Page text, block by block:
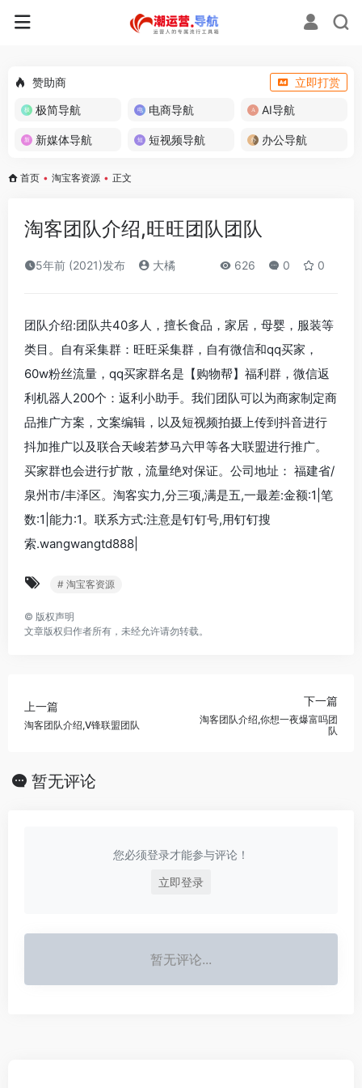
赞助商
立即打赏
极简导航
电商导航 AI导航
新媒体导航 短视频导航 办公导航
首页 • 淘宝客资源 • 正文
淘客团队介绍,旺旺团队团队
5年前 (2021)发布 大橘 626 0 0
团队介绍:团队共40多人，擅长食品，家居，母婴，服装等
类目。自有采集群：旺旺采集群，自有微信和qq买家，
60w粉丝流量，qq买家群名是【购物帮】福利群，微信返
利机器人200个：返利小助手。我们团队可以为商家制定商
品推广方案，文案编辑，以及短视频拍摄上传到抖音进行
抖加推广以及联合天峻若梦马六甲等各大联盟进行推广。
买家群也会进行扩散，流量绝对保证。公司地址： 福建省/
泉州市/丰泽区。淘客实力,分三项,满是五,一最差:金额:1|笔
数:1|能力:1。联系方式:注意是钉钉号,用钉钉搜
索.wangwangtd888|
# 淘宝客资源
© 版权声明
文章版权归作者所有，未经允许请勿转载。
上一篇
淘客团队介绍,V锋联盟团队
下一篇
淘客团队介绍,你想一夜爆富吗团
队
暂无评论
您必须登录才能参与评论！
立即登录
暂无评论...